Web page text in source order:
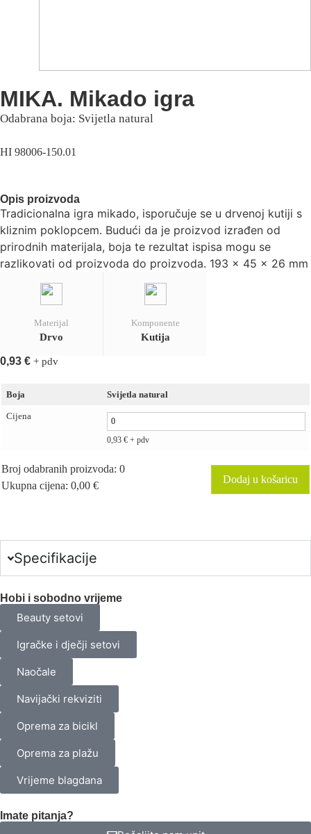
MIKA. Mikado igra
Odabrana boja: Svijetla natural
HI 98006-150.01
Opis proizvoda
Tradicionalna igra mikado, isporučuje se u drvenoj kutiji s
kliznim poklopcem. Budući da je proizvod izrađen od
prirodnih materijala, boja te rezultat ispisa mogu se
razlikovati od proizvoda do proizvoda. 193 x 45 x 26 mm
Materijal
Drvo
Komponente
Kutija
0,93 € + pdv
Boja Svijetla natural
Cijena
0,93 € + pdv
Broj odabranih proizvoda: 0
Ukupna cijena: 0,00 €
Dodaj u košaricu
Specifikacije
Hobi i sobodno vrijeme
Beauty setovi
Igračke i dječji setovi
Naočale
Navijački rekviziti
Oprema za bicikl
Oprema za plažu
Vrijeme blagdana
Imate pitanja?